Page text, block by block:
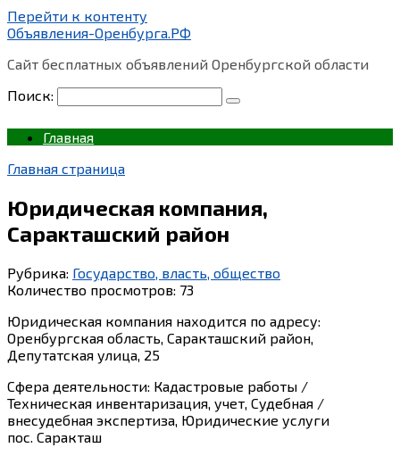
Перейти к контенту
Объявления-Оренбурга.РФ
Сайт бесплатных объявлений Оренбургской области
Поиск:
Главная
Главная страница
Юридическая компания,
Саракташский район
Рубрика: Государство, власть, общество
Количество просмотров: 73
Юридическая компания находится по адресу:
Оренбургская область, Саракташский район,
Депутатская улица, 25
Сфера деятельности: Кадастровые работы /
Техническая инвентаризация, учет, Судебная /
внесудебная экспертиза, Юридические услуги
пос. Саракташ